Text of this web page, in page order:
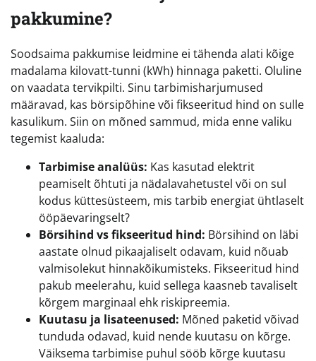
pakkumine?
Soodsaima pakkumise leidmine ei tähenda alati kõige
madalama kilovatt-tunni (kWh) hinnaga paketti. Oluline
on vaadata tervikpilti. Sinu tarbimisharjumused
määravad, kas börsipõhine või fikseeritud hind on sulle
kasulikum. Siin on mõned sammud, mida enne valiku
tegemist kaaluda:
Tarbimise analüüs: Kas kasutad elektrit
peamiselt õhtuti ja nädalavahetustel või on sul
kodus küttesüsteem, mis tarbib energiat ühtlaselt
ööpäevaringselt?
Börsihind vs fikseeritud hind: Börsihind on läbi
aastate olnud pikaajaliselt odavam, kuid nõuab
valmisolekut hinnakõikumisteks. Fikseeritud hind
pakub meelerahu, kuid sellega kaasneb tavaliselt
kõrgem marginaal ehk riskipreemia.
Kuutasu ja lisateenused: Mõned paketid võivad
tunduda odavad, kuid nende kuutasu on kõrge.
Väiksema tarbimise puhul sööb kõrge kuutasu